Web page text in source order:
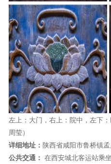
左上：大门，右上：院中，左下
周莹）
详细地址： 陕西省咸阳市鲁桥镇
公共交通： 在西安城北客运站乘